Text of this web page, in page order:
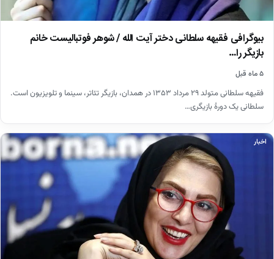
بیوگرافی فقیهه سلطانی دختر آیت الله / شوهر فوتبالیست خانم
بازیگر را…
۵ ماه قبل
فقیهه سلطانی متولد ۲۹ مرداد ۱۳۵۳ در همدان، بازیگر تئاتر، سینما و تلویزیون است.
سلطانی یک دورهٔ بازیگری…
اخبار